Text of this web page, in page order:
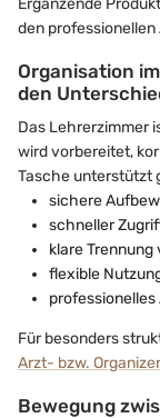
den
Organisation
den
Das Lehrerzimmer
wird vorbereitet,
Tasche unterstützt
sichere
schneller
klare
flexible
Für besonders
Arzt- bzw.
Bewegung